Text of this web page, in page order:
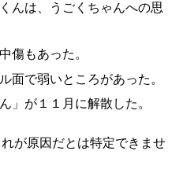
んは、うごくちゃんへの思
傷もあった。
面で弱いところがあった。
」が１１月に解散した。
が原因だとは特定できませ